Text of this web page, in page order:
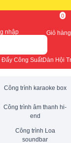
nhập
0
Giỏ hàng
Đẩy Công SuấtDàn Hội
Công trình karaoke box
Công trình âm thanh hi-
end
Công trình Loa
soundbar